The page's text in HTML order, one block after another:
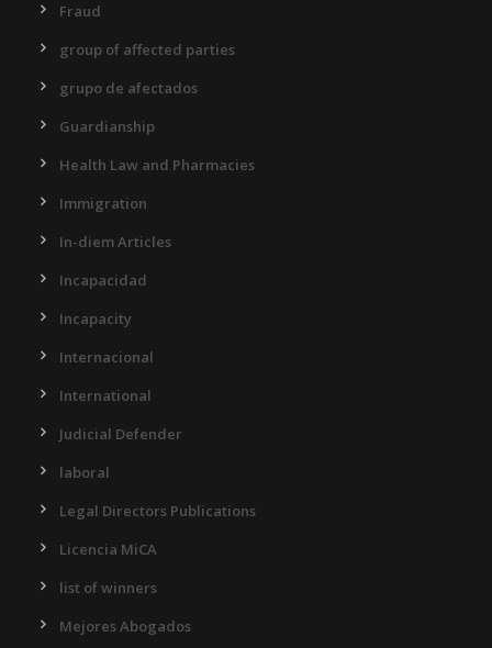
Fraud
group of affected parties
grupo de afectados
Guardianship
Health Law and Pharmacies
Immigration
In-diem Articles
Incapacidad
Incapacity
Internacional
International
Judicial Defender
laboral
Legal Directors Publications
Licencia MiCA
list of winners
Mejores Abogados